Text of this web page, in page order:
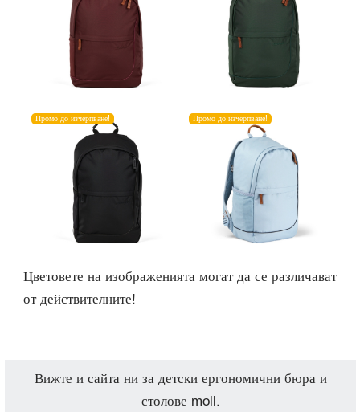
Промо до изчерпване! Промо до изчерпване!
Цветовете на изображенията могат да се различават
от действителните!
Вижте и сайта ни за детски ергономични бюра и
столове moll.